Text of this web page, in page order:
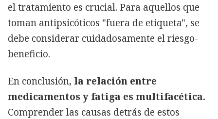
el tratamiento es crucial. Para aquellos que
toman antipsicóticos "fuera de etiqueta", se
debe considerar cuidadosamente el riesgo-
beneficio.
En conclusión, la relación entre
medicamentos y fatiga es multifacética.
Comprender las causas detrás de estos